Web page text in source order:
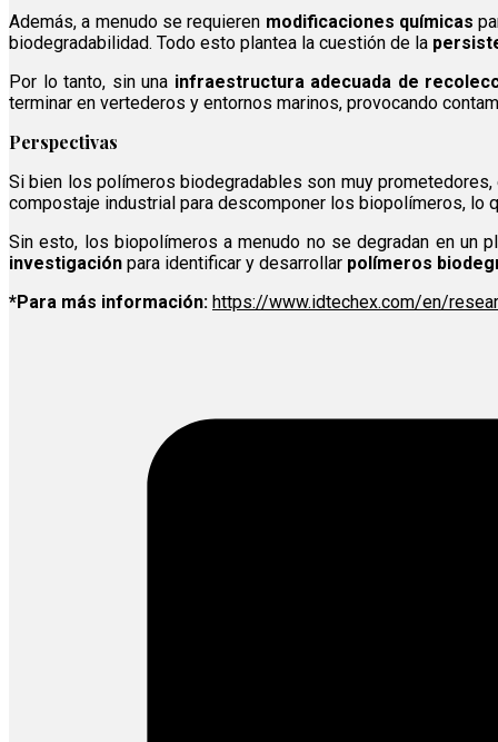
Además, a menudo se requieren modificaciones químicas
biodegradabilidad. Todo esto plantea la cuestión de la
Por lo tanto, sin una infraestructura adecuada de
terminar en vertederos y entornos marinos, provocando
Perspectivas
Si bien los polímeros biodegradables son muy
compostaje industrial para descomponer los biopolímeros, lo
Sin esto, los biopolímeros a menudo no se degradan en un
investigación para identificar y desarrollar polímeros
*Para más información: https://www.idtechex.com/en/